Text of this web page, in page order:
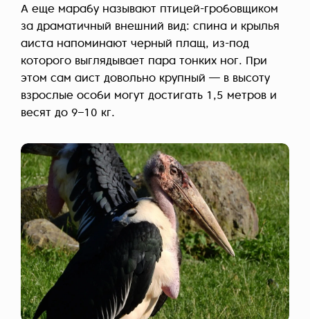
А еще марабу называют птицей-гробовщиком
за драматичный внешний вид: спина и крылья
аиста напоминают черный плащ, из-под
которого выглядывает пара тонких ног. При
этом сам аист довольно крупный — в высоту
взрослые особи могут достигать 1,5 метров и
весят до 9–10 кг.